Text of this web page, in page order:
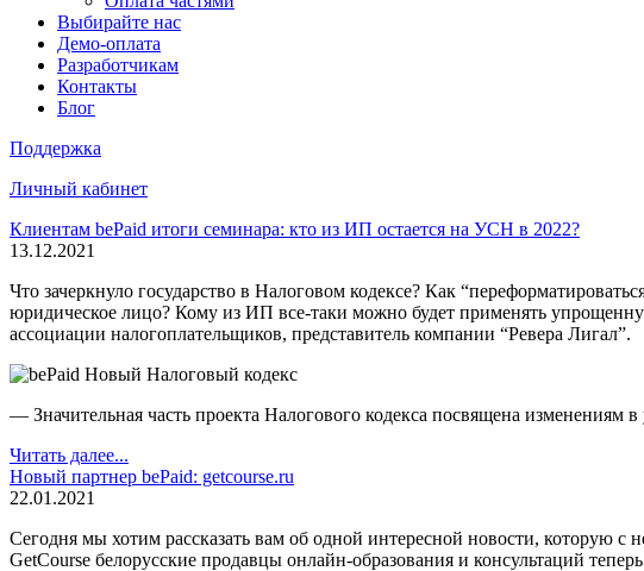
Выбирайте нас
Демо-оплата
Разработчикам
Контакты
Блог
Поддержка
Личный кабинет
Клиентам bePaid итоги семинара: кто из ИП остается на УСН в 2022?
13.12.2021
Что зачеркнуло государство в Налоговом кодексе? Как
юридическое лицо? Кому из ИП все-таки можно будет применять
ассоциации налогоплательщиков, представитель компании “Ревера Лигал”.
— Значительная часть проекта Налогового кодекса посвящена изменениям
Читать далее...
Новый партнер bePaid: getcourse.ru
22.01.2021
Сегодня мы хотим рассказать вам об одной интересной новости, которую
GetCourse белорусские продавцы онлайн-образования и консультаций